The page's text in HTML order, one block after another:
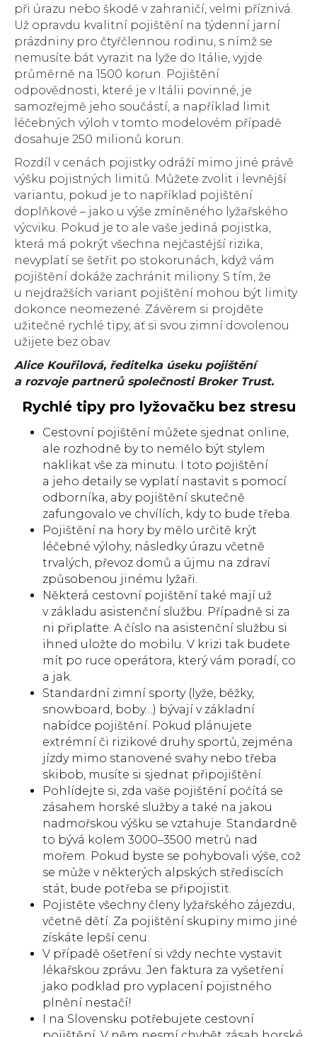
při úrazu nebo škodě v zahraničí, velmi příznivá.
Už opravdu kvalitní pojištění na týdenní jarní
prázdniny pro čtyřčlennou rodinu, s nímž se
nemusíte bát vyrazit na lyže do Itálie, vyjde
průměrně na 1500 korun. Pojištění
odpovědnosti, které je v Itálii povinné, je
samozřejmě jeho součástí, a například limit
léčebných výloh v tomto modelovém případě
dosahuje 250 milionů korun.
Rozdíl v cenách pojistky odráží mimo jiné právě
výšku pojistných limitů. Můžete zvolit i levnější
variantu, pokud je to například pojištění
doplňkové – jako u výše zmíněného lyžařského
výcviku. Pokud je to ale vaše jediná pojistka,
která má pokrýt všechna nejčastější rizika,
nevyplatí se šetřit po stokorunách, když vám
pojištění dokáže zachránit miliony. S tím, že
u nejdražších variant pojištění mohou být limity
dokonce neomezené. Závěrem si projděte
užitečné rychlé tipy, ať si svou zimní dovolenou
užijete bez obav.
Alice Kouřilová, ředitelka úseku pojištění
a rozvoje partnerů společnosti Broker Trust.
Rychlé tipy pro lyžovačku bez stresu
Cestovní pojištění můžete sjednat online,
ale rozhodně by to nemělo být stylem
naklikat vše za minutu. I toto pojištění
a jeho detaily se vyplatí nastavit s pomocí
odborníka, aby pojištění skutečně
zafungovalo ve chvílích, kdy to bude třeba.
Pojištění na hory by mělo určitě krýt
léčebné výlohy, následky úrazu včetně
trvalých, převoz domů a újmu na zdraví
způsobenou jinému lyžaři.
Některá cestovní pojištění také mají už
v základu asistenční službu. Případně si za
ni připlaťte. A číslo na asistenční službu si
ihned uložte do mobilu. V krizi tak budete
mít po ruce operátora, který vám poradí, co
a jak.
Standardní zimní sporty (lyže, běžky,
snowboard, boby…) bývají v základní
nabídce pojištění. Pokud plánujete
extrémní či rizikové druhy sportů, zejména
jízdy mimo stanovené svahy nebo třeba
skibob, musíte si sjednat připojištění.
Pohlídejte si, zda vaše pojištění počítá se
zásahem horské služby a také na jakou
nadmořskou výšku se vztahuje. Standardně
to bývá kolem 3000–3500 metrů nad
mořem. Pokud byste se pohybovali výše, což
se může v některých alpských střediscích
stát, bude potřeba se připojistit.
Pojistěte všechny členy lyžařského zájezdu,
včetně dětí. Za pojištění skupiny mimo jiné
získáte lepší cenu.
V případě ošetření si vždy nechte vystavit
lékařskou zprávu. Jen faktura za vyšetření
jako podklad pro vyplacení pojistného
plnění nestačí!
I na Slovensku potřebujete cestovní